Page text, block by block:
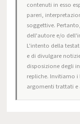
contenuti in esso
pareri,
soggettive.
dell'autore e/o
L'intento della
e di divulgare
disposizione degli
repliche. Invitiamo
argomenti trattati e